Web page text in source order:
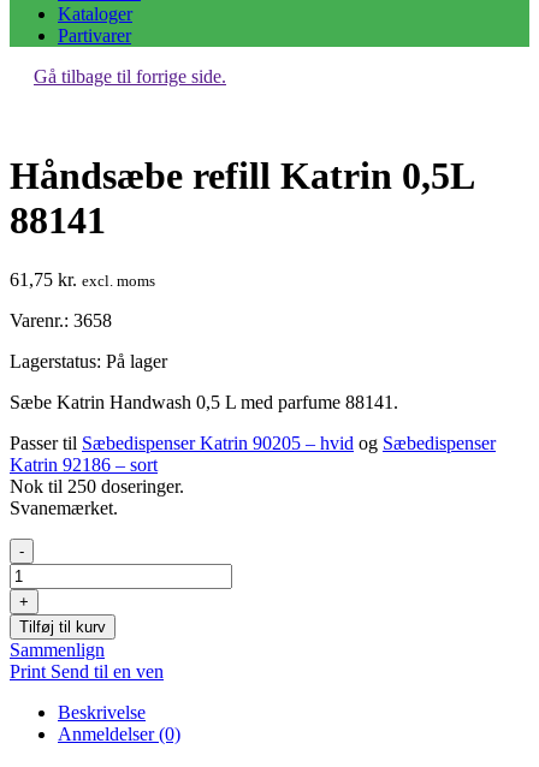
Kataloger
Partivarer
Gå tilbage til forrige side.
Håndsæbe refill Katrin 0,5L
88141
61,75 kr. excl. moms
Varenr.: 3658
Lagerstatus: På lager
Sæbe Katrin Handwash 0,5 L med parfume 88141.
Passer til Sæbedispenser Katrin 90205 – hvid og Sæbedispenser
Katrin 92186 – sort
Nok til 250 doseringer.
Svanemærket.
Håndsæbe
refill
Katrin
0,5L
88141
antal
-
+
Tilføj til kurv
Sammenlign
Print Send til en ven
Beskrivelse
Anmeldelser (0)